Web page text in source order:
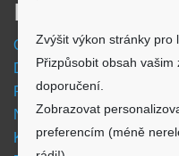
Informace
Obchodní podmínky
Doprava a platba
Reklamační formulář
Nastavení cookies
Kde nás najdete
Zvýšit výkon stránky pro
Přizpůsobit obsah
doporučení.
Zobrazovat
preferencím (méně